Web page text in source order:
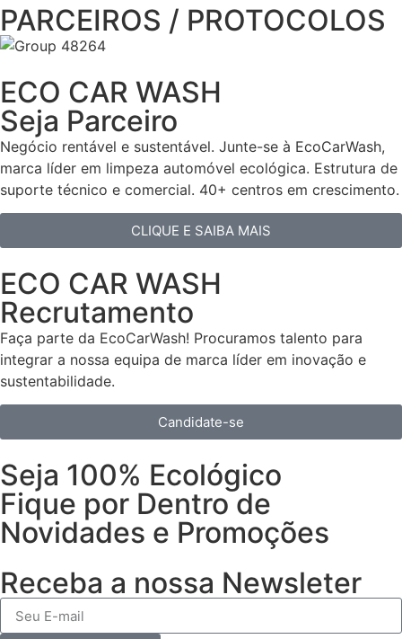
PARCEIROS / PROTOCOLOS
ECO CAR WASH
Seja Parceiro
Negócio rentável e sustentável. Junte-se à EcoCarWash,
marca líder em limpeza automóvel ecológica. Estrutura de
suporte técnico e comercial. 40+ centros em crescimento.
CLIQUE E SAIBA MAIS
ECO CAR WASH
Recrutamento
Faça parte da EcoCarWash! Procuramos talento para
integrar a nossa equipa de marca líder em inovação e
sustentabilidade.
Candidate-se
Seja 100% Ecológico
Fique por Dentro de
Novidades e Promoções
Receba a nossa Newsleter